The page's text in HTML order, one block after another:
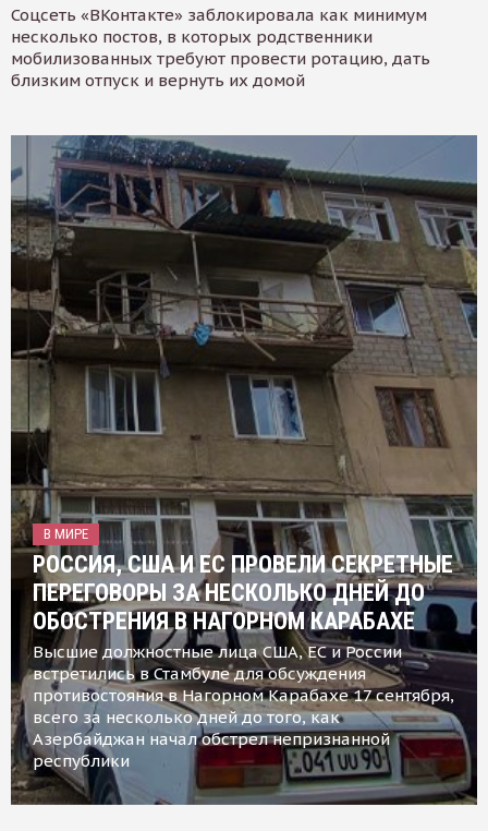
Соцсеть «ВКонтакте» заблокировала как минимум
несколько постов, в которых родственники
мобилизованных требуют провести ротацию, дать
близким отпуск и вернуть их домой
В МИРЕ
РОССИЯ, США И ЕС ПРОВЕЛИ СЕКРЕТНЫЕ
ПЕРЕГОВОРЫ ЗА НЕСКОЛЬКО ДНЕЙ ДО
ОБОСТРЕНИЯ В НАГОРНОМ КАРАБАХЕ
Высшие должностные лица США, ЕС и России
встретились в Стамбуле для обсуждения
противостояния в Нагорном Карабахе 17 сентября,
всего за несколько дней до того, как
Азербайджан начал обстрел непризнанной
республики